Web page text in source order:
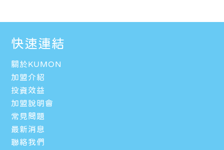
快速連結
關於KUMON
加盟介紹
投資效益
加盟說明會
常見問題
最新消息
聯絡我們